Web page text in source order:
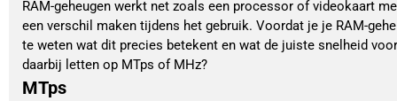
RAM-geheugen werkt net zoals een processor of videokaart
een verschil maken tijdens het gebruik. Voordat je je RAM-
te weten wat dit precies betekent en wat de juiste snelheid
daarbij letten op MTps of MHz?
MTps